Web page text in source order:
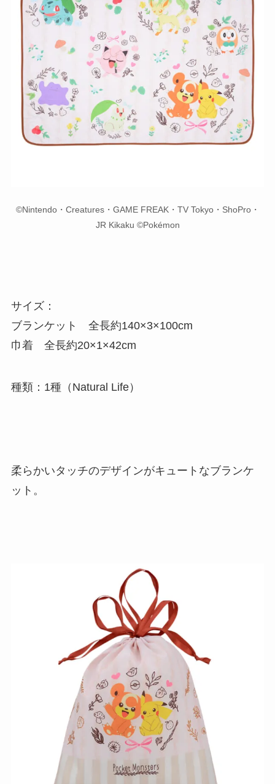
©Nintendo・Creatures・GAME FREAK・TV Tokyo・ShoPro・
JR Kikaku ©Pokémon
サイズ：
ブランケット 全長約140×3×100cm
巾着 全長約20×1×42cm
種類：1種（Natural Life）
柔らかいタッチのデザインがキュートなブランケ
ット。